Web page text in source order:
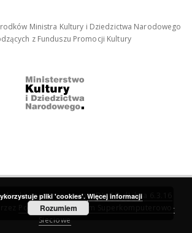
Ministra Kultury i Dziedzictwa Narodowego
z Funduszu Promocji Kultury
dzięki oprogramowaniuDInGO dLibra 6.3.16
Poznańskie Centrum Superkomputerowo-
Sieciowe
pliki 'cookies'. Więcej informacji
Rozumiem